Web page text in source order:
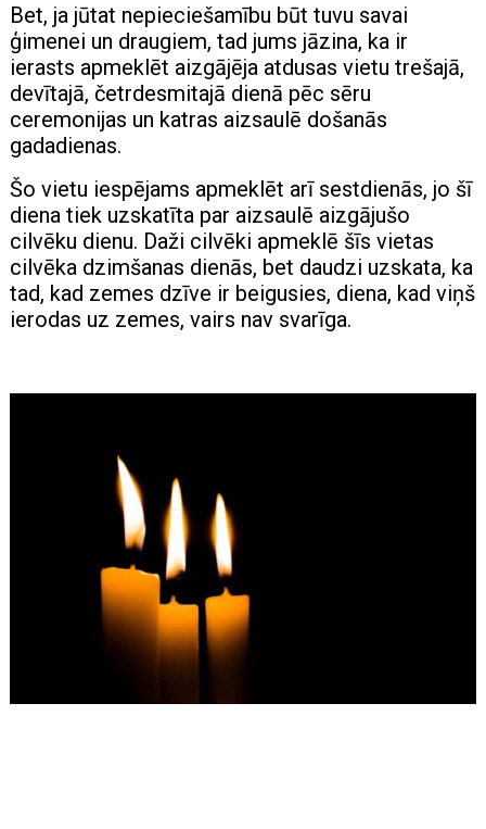
Bet, ja jūtat nepieciešamību būt tuvu savai
ģimenei un draugiem, tad jums jāzina, ka ir
ierasts apmeklēt aizgājēja atdusas vietu trešajā,
devītajā, četrdesmitajā dienā pēc sēru
ceremonijas un katras aizsaulē došanās
gadadienas.
Šo vietu iespējams apmeklēt arī sestdienās, jo šī
diena tiek uzskatīta par aizsaulē aizgājušo
cilvēku dienu. Daži cilvēki apmeklē šīs vietas
cilvēka dzimšanas dienās, bet daudzi uzskata, ka
tad, kad zemes dzīve ir beigusies, diena, kad viņš
ierodas uz zemes, vairs nav svarīga.